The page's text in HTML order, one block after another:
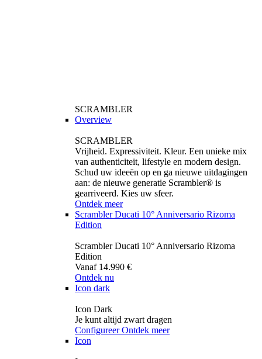
SCRAMBLER
Overview
SCRAMBLER
Vrijheid. Expressiviteit. Kleur. Een unieke mix
van authenticiteit, lifestyle en modern design.
Schud uw ideeën op en ga nieuwe uitdagingen
aan: de nieuwe generatie Scrambler® is
gearriveerd. Kies uw sfeer.
Ontdek meer
Scrambler Ducati 10° Anniversario Rizoma
Edition
Scrambler Ducati 10° Anniversario Rizoma
Edition
Vanaf 14.990 €
Ontdek nu
Icon dark
Icon Dark
Je kunt altijd zwart dragen
Configureer Ontdek meer
Icon